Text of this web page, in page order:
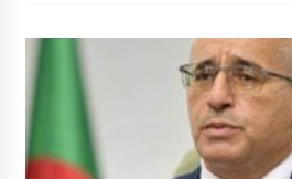
conventions par le CSJ